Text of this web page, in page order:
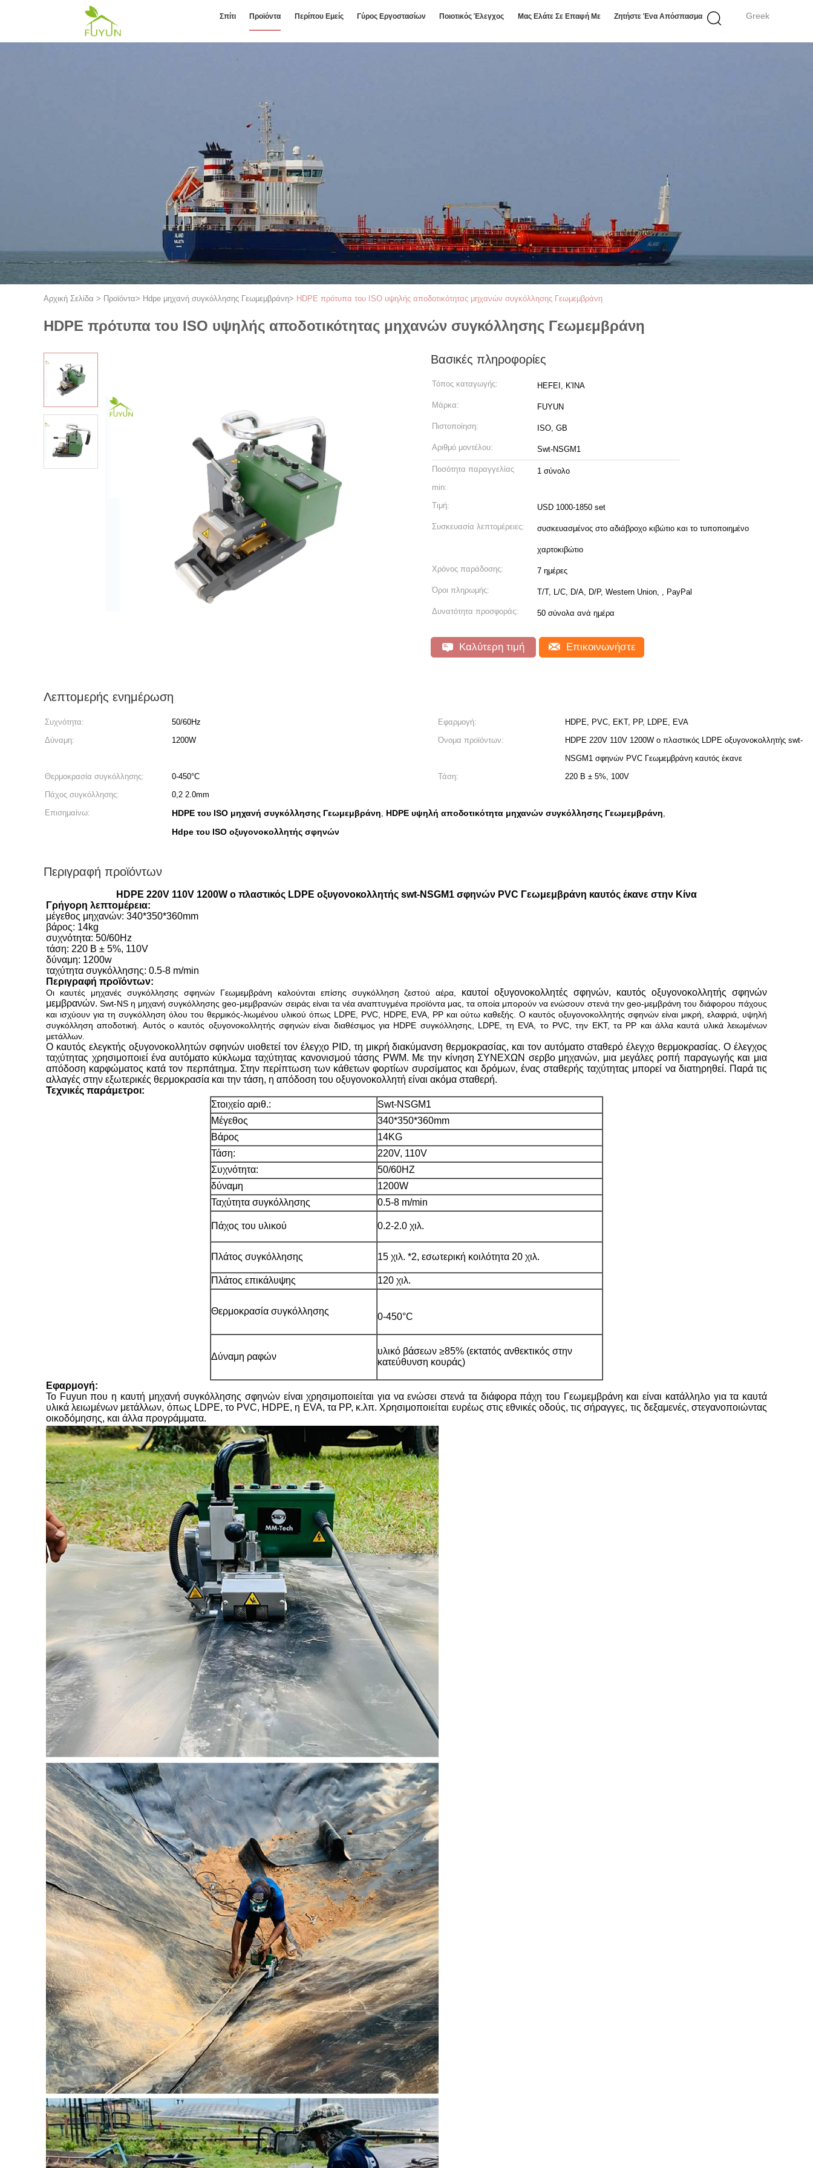
Greek
Σπίτι Προϊόντα Περίπου Εμείς Γύρος Εργοστασίων Ποιοτικός Έλεγχος Μας Ελάτε Σε Επαφή Με Ζητήστε Ένα Απόσπασμα
Αρχική Σελίδα > Προϊόντα> Hdpe μηχανή συγκόλλησης Γεωμεμβράνη> HDPE πρότυπα του ISO υψηλής αποδοτικότητας μηχανών συγκόλλησης Γεωμεμβράνη
HDPE πρότυπα του ISO υψηλής αποδοτικότητας μηχανών συγκόλλησης Γεωμεμβράνη
Βασικές πληροφορίες
Τόπος καταγωγής: HEFEI, ΚΊΝΑ
Μάρκα: FUYUN
Πιστοποίηση: ISO, GB
Αριθμό μοντέλου: Swt-NSGM1
Ποσότητα παραγγελίας
min:
1 σύνολο
Τιμή: USD 1000-1850 set
Συσκευασία λεπτομέρειες: συσκευασμένος στο αδιάβροχο κιβώτιο και το τυποποιημένο
χαρτοκιβώτιο
Χρόνος παράδοσης: 7 ημέρες
Όροι πληρωμής: T/T, L/C, D/A, D/P, Western Union, , PayPal
Δυνατότητα προσφοράς: 50 σύνολα ανά ημέρα
Καλύτερη τιμή Επικοινωνήστε
Λεπτομερής ενημέρωση
Συχνότητα: 50/60Hz Εφαρμογή:
HDPE, PVC, ΕΚΤ, PP, LDPE, EVA
Δύναμη:
1200W Όνομα προϊόντων:
HDPE 220V 110V 1200W ο πλαστικός LDPE οξυγονοκολλητής swt-
NSGM1 σφηνών PVC Γεωμεμβράνη καυτός έκανε
Θερμοκρασία συγκόλλησης:
0-450°C Τάση:
220 Β ± 5%, 100V
Πάχος συγκόλλησης:
0,2 2.0mm
Επισημαίνω:
HDPE του ISO μηχανή συγκόλλησης Γεωμεμβράνη, HDPE υψηλή αποδοτικότητα μηχανών συγκόλλησης Γεωμεμβράνη,
Hdpe του ISO οξυγονοκολλητής σφηνών
Περιγραφή προϊόντων
HDPE 220V 110V 1200W ο πλαστικός LDPE οξυγονοκολλητής swt-NSGM1 σφηνών PVC Γεωμεμβράνη καυτός έκανε στην Κίνα
Γρήγορη λεπτομέρεια:
μέγεθος μηχανών: 340*350*360mm
βάρος: 14kg
συχνότητα: 50/60Hz
τάση: 220 Β ± 5%, 110V
δύναμη: 1200w
ταχύτητα συγκόλλησης: 0.5-8 m/min
Περιγραφή προϊόντων:
Οι καυτές μηχανές συγκόλλησης σφηνών Γεωμεμβράνη καλούνται επίσης συγκόλληση ζεστού αέρα,
καυτοί οξυγονοκολλητές σφηνών, καυτός οξυγονοκολλητής σφηνών
μεμβρανών.Swt-NS η μηχανή συγκόλλησης geo-μεμβρανών σειράς είναι τα νέα αναπτυγμένα προϊόντα μας, τα οποία μπορούν να ενώσουν στενά την geo-μεμβράνη του διάφορου πάχους
και ισχύουν για τη συγκόλληση όλου του θερμικός-λιωμένου υλικού όπως LDPE, PVC, HDPE, EVA, PP και ούτω καθεξής. Ο καυτός οξυγονοκολλητής σφηνών είναι μικρή, ελαφριά, υψηλή
συγκόλληση αποδοτική. Αυτός ο καυτός οξυγονοκολλητής σφηνών είναι διαθέσιμος για HDPE συγκόλλησης, LDPE, τη EVA, το PVC, την ΕΚΤ, τα PP και άλλα καυτά υλικά λειωμένων
μετάλλων.
Ο καυτός ελεγκτής οξυγονοκολλητών σφηνών υιοθετεί τον έλεγχο PID, τη μικρή διακύμανση θερμοκρασίας, και τον αυτόματο σταθερό έλεγχο θερμοκρασίας. Ο έλεγχος
ταχύτητας χρησιμοποιεί ένα αυτόματο κύκλωμα ταχύτητας κανονισμού τάσης PWM. Με την κίνηση ΣΥΝΕΧΩΝ σερβο μηχανών, μια μεγάλες ροπή παραγωγής και μια
απόδοση καρφώματος κατά τον περπάτημα. Στην περίπτωση των κάθετων φορτίων συρσίματος και δρόμων, ένας σταθερής ταχύτητας μπορεί να διατηρηθεί. Παρά τις
αλλαγές στην εξωτερικές θερμοκρασία και την τάση, η απόδοση του οξυγονοκολλητή είναι ακόμα σταθερή.
Τεχνικές παράμετροι:
Στοιχείο αριθ.:
Swt-NSGM1
Μέγεθος
340*350*360mm
Βάρος
14KG
Τάση:
220V, 110V
Συχνότητα:
50/60HZ
δύναμη
1200W
Ταχύτητα συγκόλλησης
0.5-8 m/min
Πάχος του υλικού 0.2-2.0 χιλ.
Πλάτος συγκόλλησης 15 χιλ. *2, εσωτερική κοιλότητα 20 χιλ.
Πλάτος επικάλυψης 120 χιλ.
Θερμοκρασία συγκόλλησης
0-450°C
Δύναμη ραφών
υλικό βάσεων ≥85% (εκτατός ανθεκτικός στην
κατεύθυνση κουράς)
Εφαρμογή:
Το Fuyun που η καυτή μηχανή συγκόλλησης σφηνών είναι χρησιμοποιείται για να ενώσει στενά τα διάφορα πάχη του Γεωμεμβράνη και είναι κατάλληλο για τα καυτά
υλικά λειωμένων μετάλλων, όπως LDPE, το PVC, HDPE, η EVA, τα PP, κ.λπ. Χρησιμοποιείται ευρέως στις εθνικές οδούς, τις σήραγγες, τις δεξαμενές, στεγανοποιώντας
οικοδόμησης, και άλλα προγράμματα.